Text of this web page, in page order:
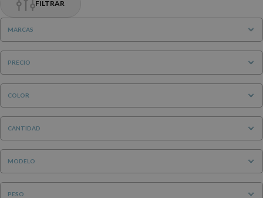
FILTRAR
MARCAS
PRECIO
COLOR
CANTIDAD
MODELO
PESO